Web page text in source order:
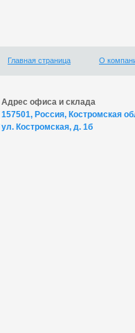
Главная страница О
Адрес офиса и склада
157501, Россия, Костромская
ул. Костромская, д. 1б